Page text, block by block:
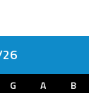
26
G A
B